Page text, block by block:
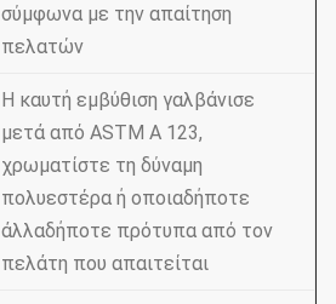
σύμφωνα με την απαίτηση
πελατών
Η καυτή εμβύθιση γαλβάνισε
μετά από ASTM Α 123,
χρωματίστε τη δύναμη
πολυεστέρα ή οποιαδήποτε
άλλαδήποτε πρότυπα από τον
πελάτη που απαιτείται